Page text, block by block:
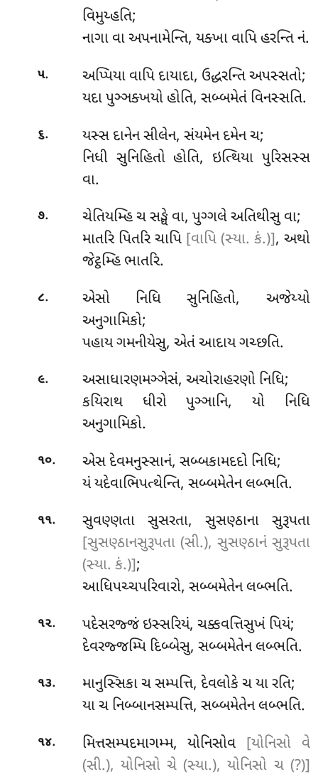
વિમુય્હતિ;
નાગા વા અપનામેન્તિ, યક્ખા વાપિ હરન્તિ નં.
૫. અપ્પિયા વાપિ દાયાદા, ઉદ્ધરન્તિ અપસ્સતો;
યદા પુઞ્ઞક્ખયો હોતિ, સબ્બમેતં વિનસ્સતિ.
૬. યસ્સ દાનેન સીલેન, સંયમેન દમેન ચ;
નિધી સુનિહિતો હોતિ, ઇત્થિયા પુરિસસ્સ
વા.
૭. ચેતિયમ્હિચ સઙ્ઘે વા, પુગ્ગલે અતિથીસુ વા;
માતરિ પિતરિ ચાપિ [વાપિ (સ્યા. કં.)], અથો
જેટ્ઠમ્હિ ભાતરિ.
૮.
એસો નિધિ સુનિહિતો, અજેય્યો
અનુગામિકો;
પહાય ગમનીયેસુ, એતં આદાય ગચ્છતિ.
૯.
અસાધારણમઞ્ઞેસં, અચોરાહરણો નિધિ;
કયિરાથ ધીરો પુઞ્ઞાનિ, યો નિધિ
અનુગામિકો.
૧૦.
એસ દેવમનુસ્સાનં, સબ્બકામદદો નિધિ;
યં યદેવાભિપત્થેન્તિ, સબ્બમેતેન લબ્ભતિ.
૧૧.
સુવણ્ણતા સુસરતા, સુસણ્ઠાના સુરૂપતા
[સુસણ્ઠાનસુરૂપતા (સી.), સુસણ્ઠાનં સુરૂપતા
(સ્યા. કં.)];
આધિપચ્ચપરિવારો, સબ્બમેતેન લબ્ભતિ.
૧૨.
પદેસરજ્જં ઇસ્સરિયં, ચક્કવત્તિસુખં પિયં;
દેવરજ્જમ્પિ દિબ્બેસુ, સબ્બમેતેન લબ્ભતિ.
૧૩.
માનુસ્સિકા ચ સમ્પત્તિ, દેવલોકે ચ યા રતિ;
યા ચ નિબ્બાનસમ્પત્તિ, સબ્બમેતેન લબ્ભતિ.
૧૪. મિત્તસમ્પદમાગમ્મ, યોનિસોવ
[યોનિસો વે
(સી.), યોનિસો ચે (સ્યા.), યોનિસો ચ (?)]